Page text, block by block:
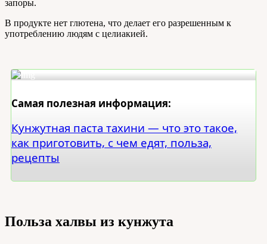
запоры.
В продукте нет глютена, что делает его разрешенным к
употреблению людям с целиакией.
Самая полезная информация:
Кунжутная паста тахини — что это такое,
как приготовить, с чем едят, польза,
рецепты
Польза халвы из кунжута